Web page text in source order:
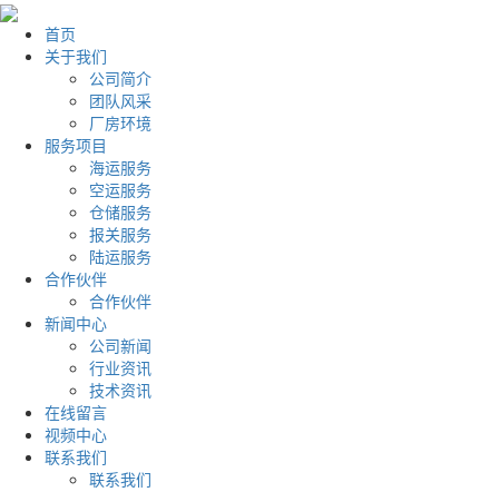
首页
关于我们
公司简介
团队风采
厂房环境
服务项目
海运服务
空运服务
仓储服务
报关服务
陆运服务
合作伙伴
合作伙伴
新闻中心
公司新闻
行业资讯
技术资讯
在线留言
视频中心
联系我们
联系我们